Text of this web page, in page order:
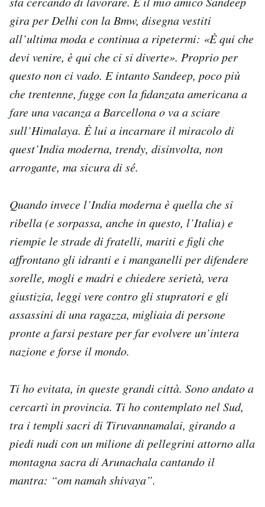
gira per Delhi con la Bmw, disegna vestiti
all’ultima moda e continua a ripetermi: «È qui che
devi venire, è qui che ci si diverte». Proprio per
questo non ci vado. E intanto Sandeep, poco più
che trentenne, fugge con la fidanzata americana a
fare una vacanza a Barcellona o va a sciare
sull’Himalaya. È lui a incarnare il miracolo di
quest’India moderna, trendy, disinvolta, non
arrogante, ma sicura di sé.
Quando invece l’India moderna è quella che si
ribella (e sorpassa, anche in questo, l’Italia) e
riempie le strade di fratelli, mariti e figli che
affrontano gli idranti e i manganelli per difendere
sorelle, mogli e madri e chiedere serietà, vera
giustizia, leggi vere contro gli stupratori e gli
assassini di una ragazza, migliaia di persone
pronte a farsi pestare per far evolvere un’intera
nazione e forse il mondo.
Ti ho evitata, in queste grandi città. Sono andato a
cercarti in provincia. Ti ho contemplato nel Sud,
tra i templi sacri di Tiruvannamalai, girando a
piedi nudi con un milione di pellegrini attorno alla
montagna sacra di Arunachala cantando il
mantra: “om namah shivaya”.